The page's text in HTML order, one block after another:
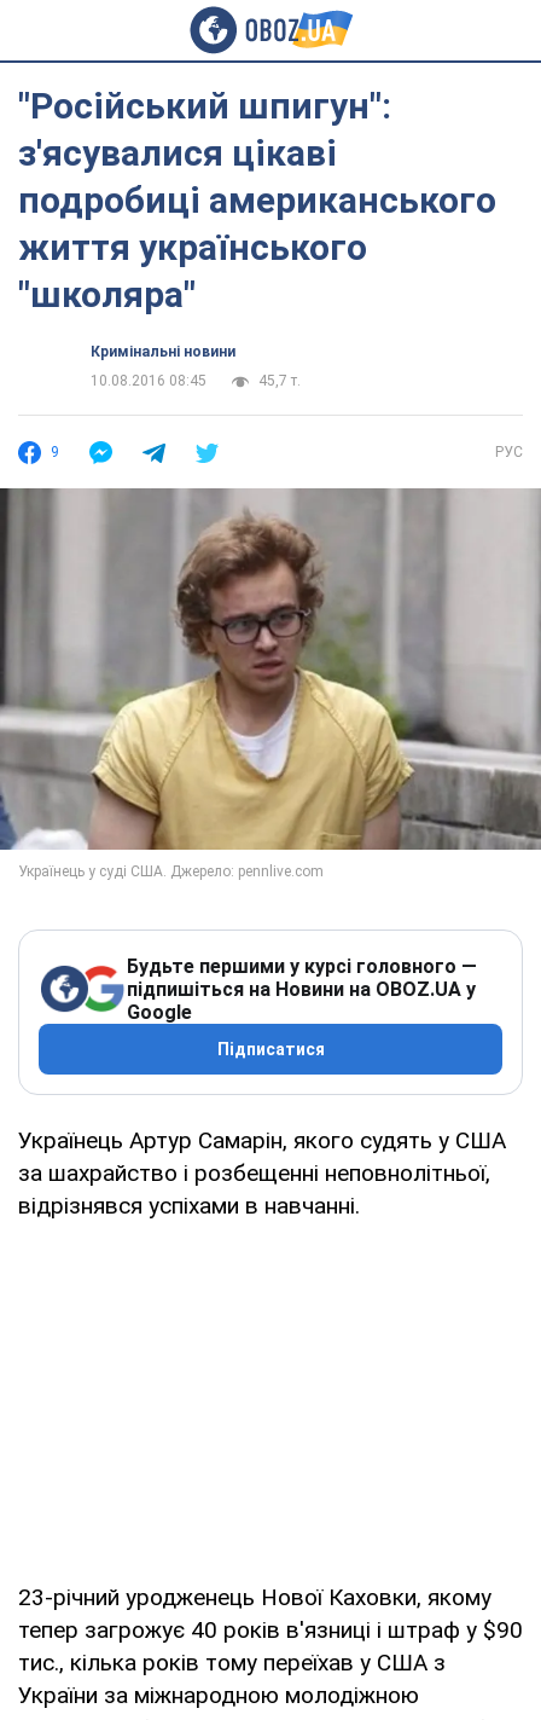
"Російський шпигун":
з'ясувалися цікаві
подробиці американського
життя українського
"школяра"
Кримінальні новини
10.08.2016 08:45
45,7 т.
9 РУС
Будьте першими у курсі головного —
підпишіться на Новини на OBOZ.UA у
Google
Підписатися
Українець Артур Самарін, якого судять у США
за шахрайство і розбещенні неповнолітньої,
відрізнявся успіхами в навчанні.
23-річний уродженець Нової Каховки, якому
тепер загрожує 40 років в'язниці і штраф у $90
тис., кілька років тому переїхав у США з
України за міжнародною молодіжною